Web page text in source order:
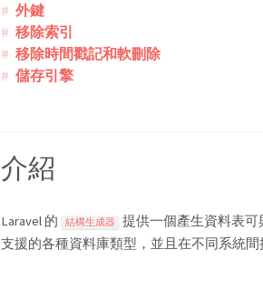
外鍵
移除索引
移除時間戳記和軟刪除
儲存引擎
介紹
Laravel 的 結構生成器
提供一個產生資料表可
支援的各種資料庫類型，並且在不同系統間